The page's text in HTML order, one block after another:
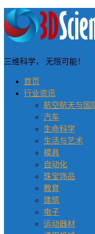
三维科学， 无限可能！
首页
行业资讯
航空航天与国
汽车
生命科学
生活与艺术
模具
自动化
珠宝饰品
教育
建筑
电子
运动器材